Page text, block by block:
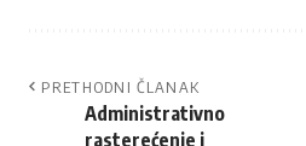
PRETHODNI ČLANAK
Administrativno
rasterećenje i